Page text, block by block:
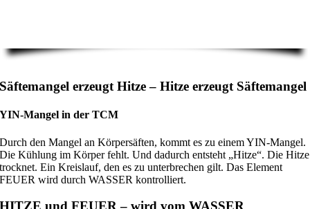
Säftemangel erzeugt Hitze – Hitze erzeugt Säftemangel
YIN-Mangel in der TCM
Durch den Mangel an Körpersäften, kommt es zu einem YIN-Mangel.
Die Kühlung im Körper fehlt. Und dadurch entsteht „Hitze“. Die Hitze
trocknet. Ein Kreislauf, den es zu unterbrechen gilt. Das Element
FEUER wird durch WASSER kontrolliert.